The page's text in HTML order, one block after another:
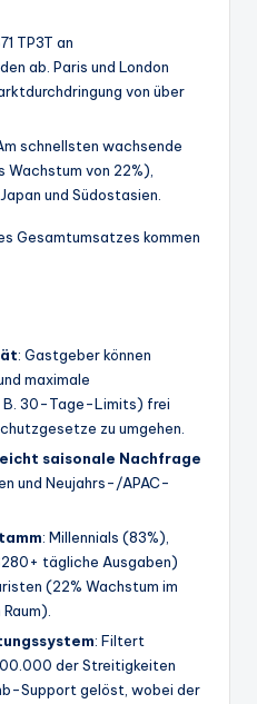
TP3T an
ab. Paris und London
von über
schnellsten wachsende
Wachstum von 22%),
und Südostasien.
Gesamtumsatzes kommen
: Gastgeber können
maximale
B. 30-Tage-Limits) frei
zu umgehen.
saisonale Nachfrage
und Neujahrs-/APAC-
: Millennials (83%),
tägliche Ausgaben)
(22% Wachstum im
: Filtert
der Streitigkeiten
Support gelöst, wobei der